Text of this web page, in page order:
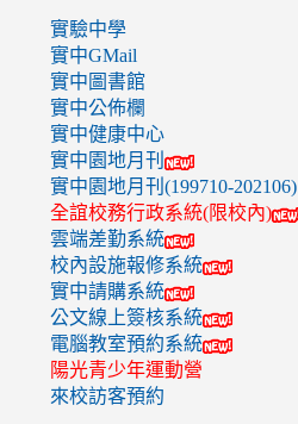
實驗中學
實中GMail
實中圖書館
實中公佈欄
實中健康中心
實中園地月刊
實中園地月刊(199710-202106)
全誼校務行政系統(限校內)
雲端差勤系統
校內設施報修系統
實中請購系統
公文線上簽核系統
電腦教室預約系統
陽光青少年運動營
來校訪客預約